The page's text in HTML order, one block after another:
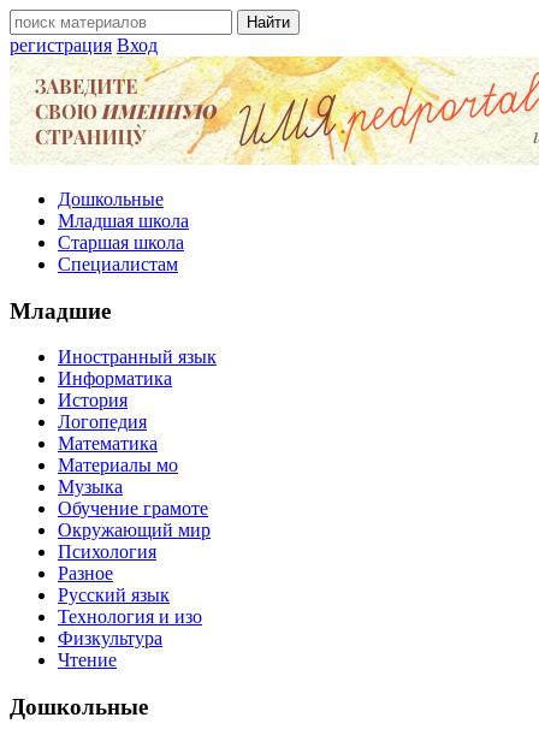
регистрация Вход
Дошкольные
Младшая школа
Старшая школа
Специалистам
Младшие
Иностранный язык
Информатика
История
Логопедия
Математика
Материалы мо
Музыка
Обучение грамоте
Окружающий мир
Психология
Разное
Русский язык
Технология и изо
Физкультура
Чтение
Дошкольные